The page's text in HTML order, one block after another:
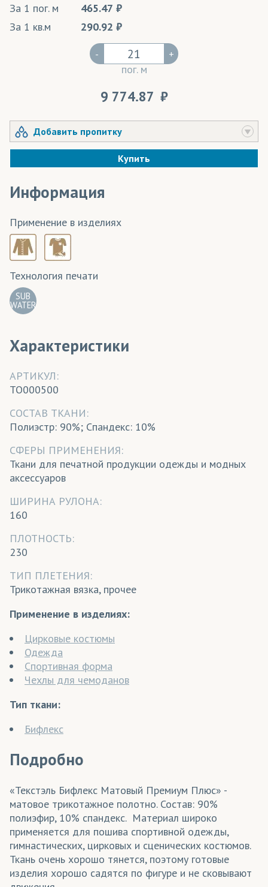
За 1 пог. м
465.47
За 1 кв.м
290.92
-
пог. м
+
9 774.87
Добавить пропитку
Купить
Информация
Применение в изделиях
Технология печати
SUB
WATER
Характеристики
АРТИКУЛ:
TO000500
CОСТАВ ТКАНИ:
Полиэстр: 90%; Спандекс: 10%
СФЕРЫ ПРИМЕНЕНИЯ:
Ткани для печатной продукции одежды и модных
аксессуаров
ШИРИНА РУЛОНА:
160
ПЛОТНОСТЬ:
230
ТИП ПЛЕТЕНИЯ:
Трикотажная вязка, прочее
Применение в изделиях:
Цирковые костюмы
Одежда
Спортивная форма
Чехлы для чемоданов
Тип ткани:
Бифлекс
Подробно
«Текстэль Бифлекс Матовый Премиум Плюс» -
матовое трикотажное полотно. Состав: 90%
полиэфир, 10% спандекс. Материал широко
применяется для пошива спортивной одежды,
гимнастических, цирковых и сценических костюмов.
Ткань очень хорошо тянется, поэтому готовые
изделия хорошо садятся по фигуре и не сковывают